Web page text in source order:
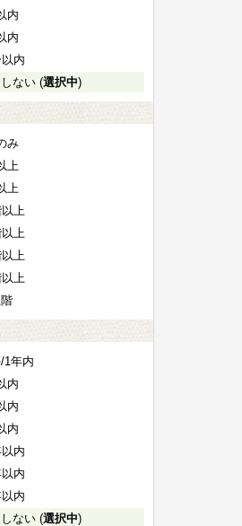
内
内
内
ない (選択中)
み
上
上
以上
以上
上
上
1年内
内
内
内
内
内
内
ない (選択中)